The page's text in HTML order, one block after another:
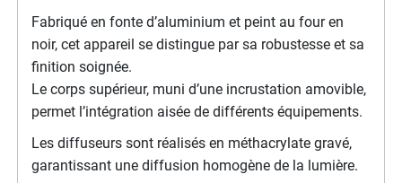
Fabriqué en fonte d’aluminium et peint au four en
noir, cet appareil se distingue par sa robustesse et sa
finition soignée.
Le corps supérieur, muni d’une incrustation amovible,
permet l’intégration aisée de différents équipements.
Les diffuseurs sont réalisés en méthacrylate gravé,
garantissant une diffusion homogène de la lumière.